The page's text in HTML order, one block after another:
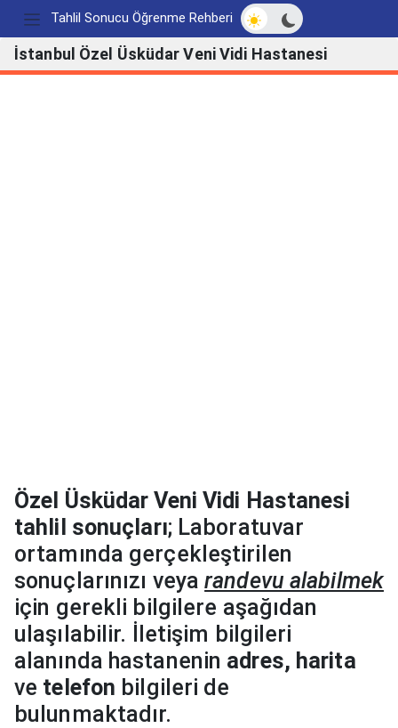
Tahlil Sonucu Öğrenme Rehberi Açık/Koyu modu
İstanbul Özel Üsküdar Veni Vidi Hastanesi
Özel Üsküdar Veni Vidi Hastanesi
tahlil sonuçları; Laboratuvar
ortamında gerçekleştirilen
sonuçlarınızı veyarandevu alabilmek
için gerekli bilgilere aşağıdan
ulaşılabilir. İletişim bilgileri
alanında hastanenin adres, harita
ve telefon bilgileri de
bulunmaktadır.